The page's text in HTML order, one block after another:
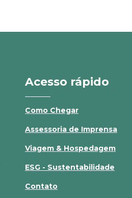
Acesso rápido
Como Chegar
Assessoria de Imprensa
Viagem & Hospedagem
ESG - Sustentabilidade
Contato